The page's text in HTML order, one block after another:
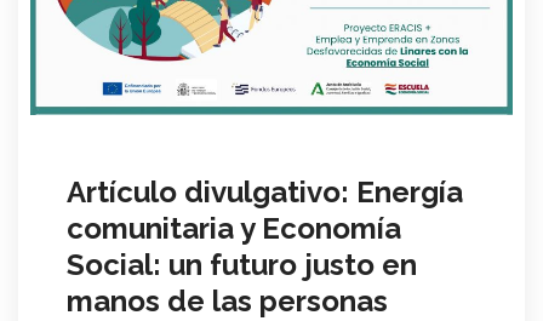
Artículo divulgativo: Energía
comunitaria y Economía
Social: un futuro justo en
manos de las personas